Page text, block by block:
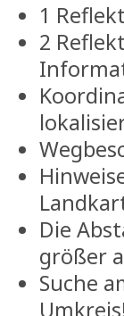
1
2
Die
größer
Suche